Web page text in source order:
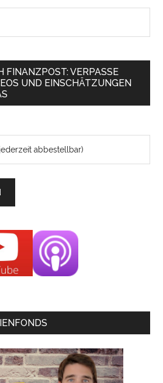
FINANZPOST: VERPASSE
UND EINSCHÄTZUNGEN